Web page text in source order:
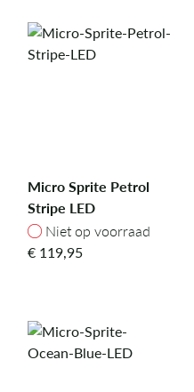
Micro Sprite Petrol
Stripe LED
Niet op voorraad
Niet op voorraad
€ 119,95